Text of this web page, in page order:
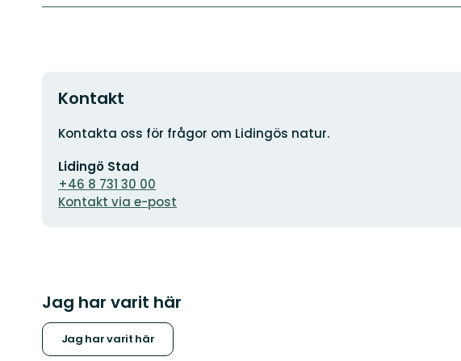
Kontakt
Adress
Kontakta oss för frågor om Lidingös natur.
postadress
Lidingö Stad
+46 8 731 30 00
Kontakt via e-post
Jag har varit här
Jag har varit här